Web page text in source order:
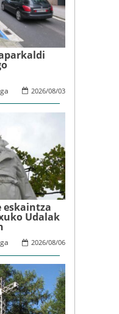
2026/08/03
eskaintza
Udalak
2026/08/06